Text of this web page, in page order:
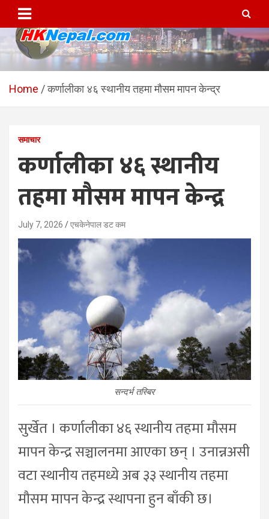
content
HKNepal.com – हङकङबाट
सञ्चालित पहिलो नेपाली अनलाईन
hknepal, hknepal.com, hk nepal, hk nepal com
Home कर्णालीका ४६ स्थानीय तहमा मौसम मापन केन्द्र
समाचार
कर्णालीका ४६ स्थानीय
तहमा मौसम मापन केन्द्र
July 7, 2026 एचकेनेपाल डट कम
सन्दर्भ तस्बिर
सुर्खेत । कर्णालीका ४६ स्थानीय तहमा मौसम
मापन केन्द्र सञ्चालनमा आएका छन् । उनान्नअसी
वटा स्थानीय तहमध्ये अब ३३ स्थानीय तहमा
मौसम मापन केन्द्र स्थापना हुन बाँकी छ।